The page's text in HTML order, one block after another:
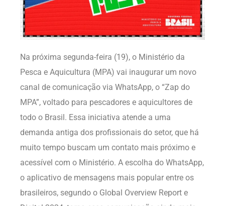
Na próxima segunda-feira (19), o Ministério da
Pesca e Aquicultura (MPA) vai inaugurar um novo
canal de comunicação via WhatsApp, o “Zap do
MPA”, voltado para pescadores e aquicultores de
todo o Brasil. Essa iniciativa atende a uma
demanda antiga dos profissionais do setor, que há
muito tempo buscam um contato mais próximo e
acessível com o Ministério. A escolha do WhatsApp,
o aplicativo de mensagens mais popular entre os
brasileiros, segundo o Global Overview Report e